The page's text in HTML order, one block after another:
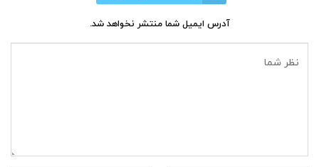
آدرس ایمیل شما منتشر نخواهد شد.